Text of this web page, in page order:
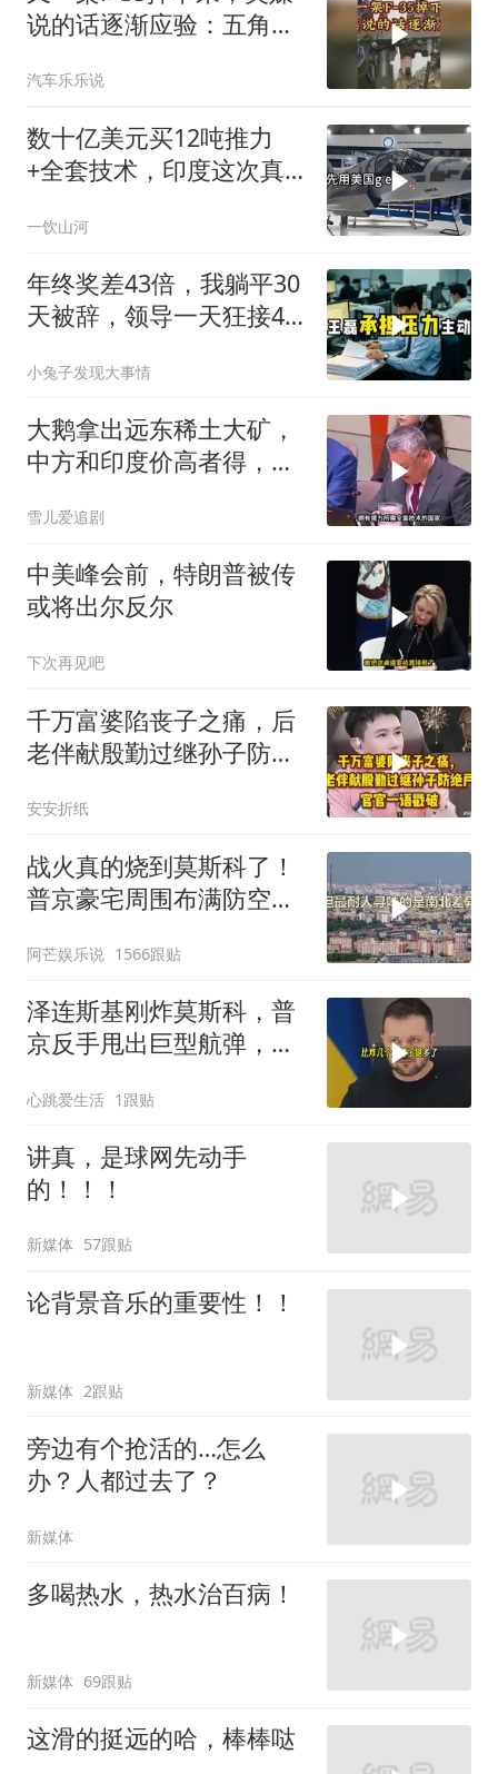
说的话逐渐应验：五角大
汽车乐乐说
数十亿美元买12吨推力
+全套技术，印度这次真
一饮山河
年终奖差43倍，我躺平30
天被辞，领导一天狂接47
小兔子发现大事情
大鹅拿出远东稀土大矿，
中方和印度价高者得，背
雪儿爱追剧
中美峰会前，特朗普被传
或将出尔反尔
下次再见吧
千万富婆陷丧子之痛，后
老伴献殷勤过继孙子防绝
安安折纸
战火真的烧到莫斯科了！
普京豪宅周围布满防空
阿芒娱乐说 1566跟贴
泽连斯基刚炸莫斯科，普
京反手甩出巨型航弹，砸
心跳爱生活 1跟贴
讲真，是球网先动手
的！！！
新媒体 57跟贴
论背景音乐的重要性！！
新媒体 2跟贴
旁边有个抢活的…怎么
办？人都过去了？
新媒体
多喝热水，热水治百病！
新媒体 69跟贴
这滑的挺远的哈，棒棒哒